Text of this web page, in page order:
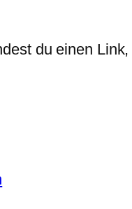
du einen